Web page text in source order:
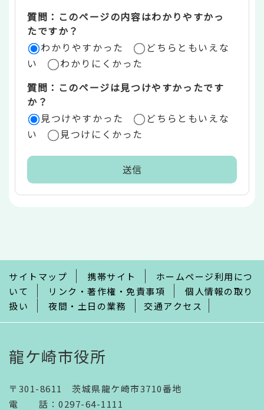
リ
ア
質問：このページの内容はわかりやすかっ
たですか？
わかりやすかった
どちらともいえな
い
わかりにくかった
質問：このページは見つけやすかったです
か？
見つけやすかった
どちらともいえな
い
見つけにくかった
で
サイトマップ 携帯サイト
ホームページ利用につ
いて
リンク・著作権・免責事項
個人情報の取り
扱い
夜間・土日の業務 交通アクセス
龍ケ崎市役所
〒301-8611 茨城県龍ケ崎市3710番地
電話 ： 0297-64-1111